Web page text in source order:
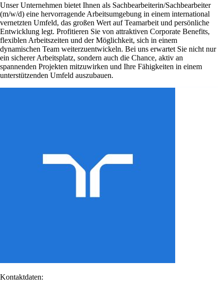
Unser Unternehmen bietet Ihnen als Sachbearbeiterin/Sachbearbeiter
(m/w/d) eine hervorragende Arbeitsumgebung in einem international
vernetzten Umfeld, das großen Wert auf Teamarbeit und persönliche
Entwicklung legt. Profitieren Sie von attraktiven Corporate Benefits,
flexiblen Arbeitszeiten und der Möglichkeit, sich in einem
dynamischen Team weiterzuentwickeln. Bei uns erwartet Sie nicht nur
ein sicherer Arbeitsplatz, sondern auch die Chance, aktiv an
spannenden Projekten mitzuwirken und Ihre Fähigkeiten in einem
unterstützenden Umfeld auszubauen.
Kontaktdaten: